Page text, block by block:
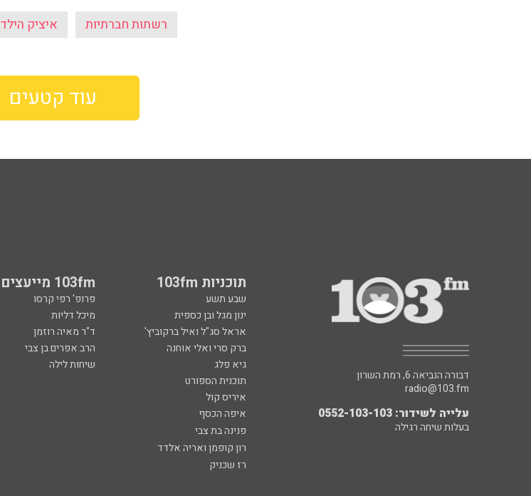
רשתות חברתיות איציק הילד
עוד קטעים
תוכניות 103fm 103fm מייעצים
שבע תשע פרופ' רפי קרסו
ינון מגל ובן כספית
מיכל דליות
אראל סג"ל ואיל ברקוביץ'
ד"ר מאיה רוזמן
ברק סרי ואלי אוחנה
הרב אפרים בן צבי
גיא פלג
שיחות לילה
תוכנית הספורט
איריס קול
איפה הכסף
פנינה בת צבי
רון קופמן ואריה אלדד
רז שכניק
דבורה הנביאה 6, רמת השרון
radio@103.fm
עלייה לשידור: 0552-103-103
בעלות שיחה רגילה